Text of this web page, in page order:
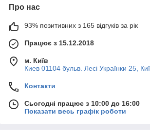
Про нас
93% позитивних з 165 відгуків за рік
Працює з 15.12.2018
м. Київ
Киев 01104 бульв. Лесі Українки 25,
Контакти
Сьогодні працює з 10:00 до 16:00
Показати весь графік роботи